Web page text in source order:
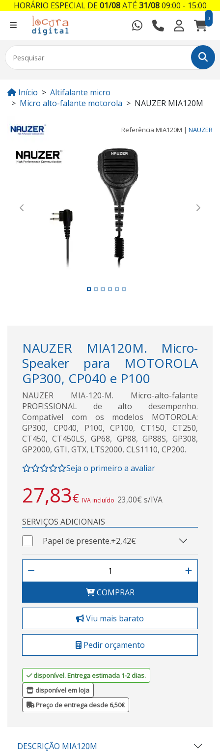
0
Início
Altifalante micro
Micro alto-falante motorola
NAUZER MIA120M
Referência MIA120M | NAUZER
Previous Next
NAUZER MIA120M. Micro-
Speaker para MOTOROLA
GP300, CP040 e P100
NAUZER MIA-120-M. Micro-alto-falante
PROFISSIONAL de alto desempenho.
Compatível com os modelos MOTOROLA:
GP300, CP040, P100, CP100, CT150, CT250,
CT450, CT450LS, GP68, GP88, GP88S, GP308,
GP2000, GTI, GTX, LTS2000, CLS1110, CP200.
Seja o primeiro a avaliar
27,83€ IVA incluído 23,00€ s/IVA
SERVIÇOS ADICIONAIS
Papel de presente.+2,42€
COMPRAR
Viu mais barato
Pedir orçamento
disponível. Entrega estimada 1-2 dias.
disponível em loja
Preço de entrega desde 6,50€
DESCRIÇÃO MIA120M
HORÁRIO ESPECIAL DE01/08ATÉ31/0809:00 - 15:00